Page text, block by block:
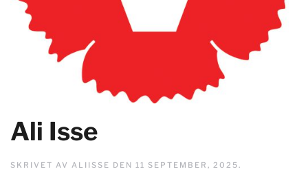
Ali Isse
SKRIVET AV ALIISSE DEN 11 SEPTEMBER, 2025.